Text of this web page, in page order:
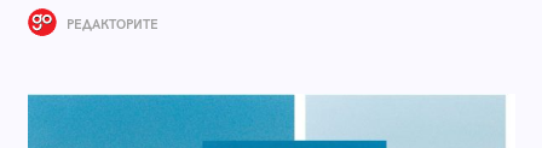
РЕДАКТОРИТЕ